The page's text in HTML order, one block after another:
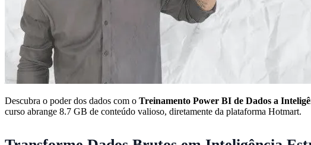
Descubra o poder dos dados com o Treinamento Power BI de Dados a
curso abrange 8.7 GB de conteúdo valioso, diretamente da plataforma Hotmart.